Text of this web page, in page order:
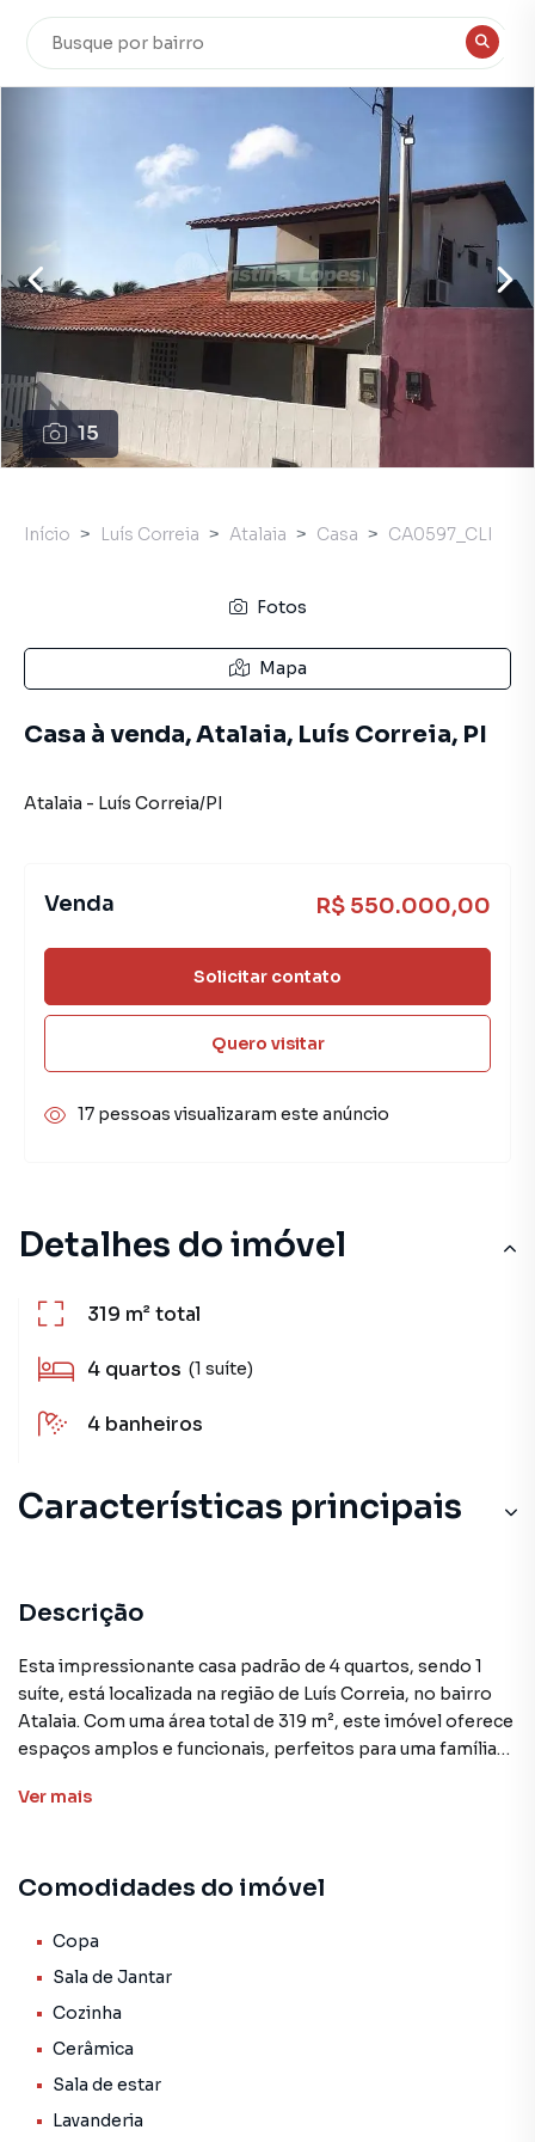
15
Detalhes do imóvel
319 m²total
4 quartos (1 suíte)
4 banheiros
Características principais
Descrição
Esta impressionante casa padrão de 4 quartos, sendo 1
suíte, está localizada na região de Luís Correia, no bairro
Atalaia. Com uma área total de 319 m², este imóvel oferece
espaços amplos e funcionais, perfeitos para uma família
copa e cozinha. Além disso, possui ainda uma lavanderia e
proporcionando momentos de lazer e confraternização.
cerâmica, o que confere um acabamento moderno e de
qualidade. A casa encontra-se ocupada no momento, mas
está disponível para venda por R$ 550.000,00,
investimento.
Ver mais
Comodidades do imóvel
Copa
Sala de Jantar
Cozinha
Cerâmica
Sala de estar
Lavanderia
Início Luís Correia Atalaia Casa CA0597_CLI
Fotos
Mapa
Casa à venda, Atalaia, Luís Correia, PI
Atalaia - Luís Correia/PI
Venda R$ 550.000,00
Solicitar contato
Quero visitar
17 pessoas visualizaram este anúncio